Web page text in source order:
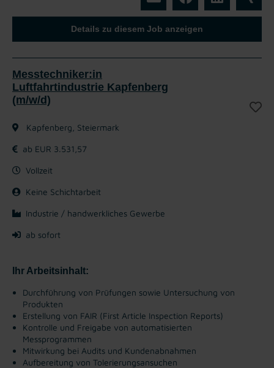
Details zu diesem Job anzeigen
Messtechniker:in
Luftfahrtindustrie Kapfenberg
(m/w/d)
Kapfenberg, Steiermark
ab EUR 3.531,57
Vollzeit
Keine Schichtarbeit
Industrie / handwerkliches Gewerbe
ab sofort
Ihr Arbeitsinhalt:
Durchführung von Prüfungen sowie Untersuchung von
Produkten
Erstellung von FAIR (First Article Inspection Reports)
Kontrolle und Freigabe von automatisierten
Messprogrammen
Mitwirkung bei Audits und Kundenabnahmen
Aufbereitung von Tolerierungsansuchen